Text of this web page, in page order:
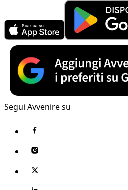
Segui Avvenire su